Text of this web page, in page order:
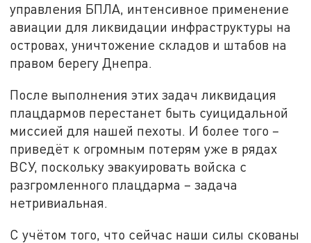
управления БПЛА, интенсивное применение
авиации для ликвидации инфраструктуры на
островах, уничтожение складов и штабов на
правом берегу Днепра.
После выполнения этих задач ликвидация
плацдармов перестанет быть суицидальной
миссией для нашей пехоты. И более того –
приведёт к огромным потерям уже в рядах
ВСУ, поскольку эвакуировать войска с
разгромленного плацдарма – задача
нетривиальная.
С учётом того, что сейчас наши силы скованы